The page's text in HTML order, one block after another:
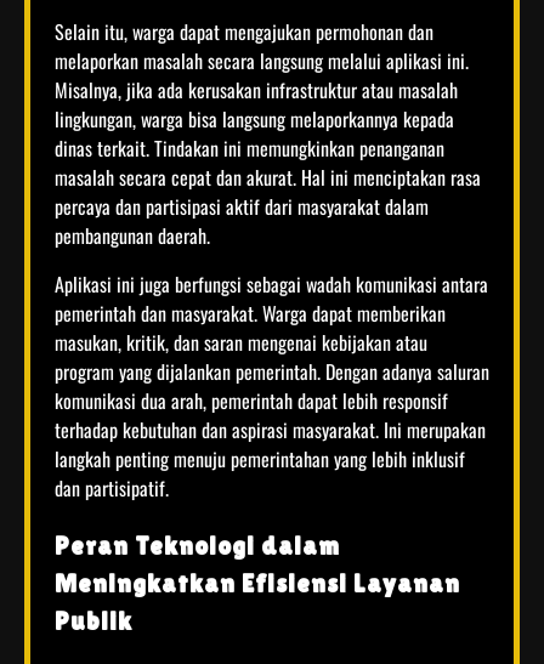
Selain itu, warga dapat mengajukan permohonan dan
melaporkan masalah secara langsung melalui aplikasi ini.
Misalnya, jika ada kerusakan infrastruktur atau masalah
lingkungan, warga bisa langsung melaporkannya kepada
dinas terkait. Tindakan ini memungkinkan penanganan
masalah secara cepat dan akurat. Hal ini menciptakan rasa
percaya dan partisipasi aktif dari masyarakat dalam
pembangunan daerah.
Aplikasi ini juga berfungsi sebagai wadah komunikasi antara
pemerintah dan masyarakat. Warga dapat memberikan
masukan, kritik, dan saran mengenai kebijakan atau
program yang dijalankan pemerintah. Dengan adanya saluran
komunikasi dua arah, pemerintah dapat lebih responsif
terhadap kebutuhan dan aspirasi masyarakat. Ini merupakan
langkah penting menuju pemerintahan yang lebih inklusif
dan partisipatif.
Peran Teknologi dalam
Meningkatkan Efisiensi Layanan
Publik